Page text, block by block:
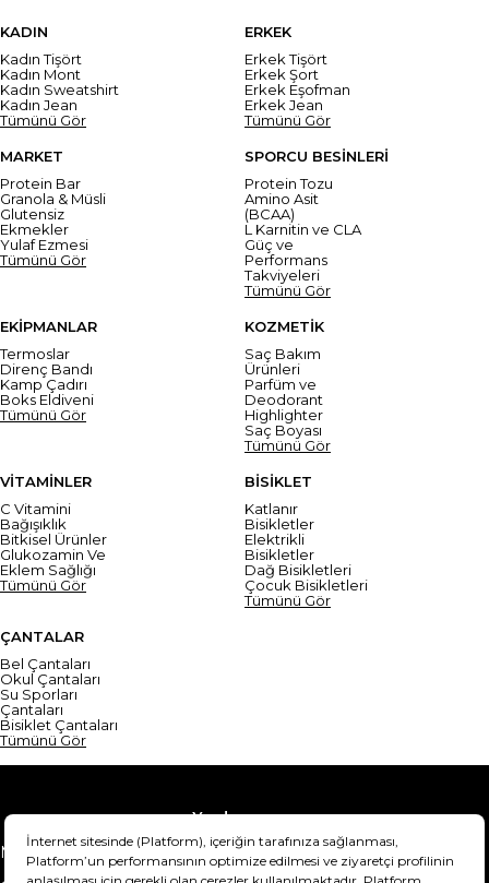
KADIN
Kadın Tişört
Kadın Mont
Kadın Sweatshirt
Kadın Jean
Tümünü Gör
ERKEK
Erkek Tişört
Erkek Şort
Erkek Eşofman
Erkek Jean
Tümünü Gör
MARKET
Protein Bar
Granola & Müsli
Glutensiz
Ekmekler
Yulaf Ezmesi
Tümünü Gör
SPORCU BESİNLERİ
Protein Tozu
Amino Asit
(BCAA)
L Karnitin ve CLA
Güç ve
Performans
Takviyeleri
Tümünü Gör
EKİPMANLAR
Termoslar
Direnç Bandı
Kamp Çadırı
Boks Eldiveni
Tümünü Gör
KOZMETİK
Saç Bakım
Ürünleri
Parfüm ve
Deodorant
Highlighter
Saç Boyası
Tümünü Gör
VİTAMİNLER
C Vitamini
Bağışıklık
Bitkisel Ürünler
Glukozamin Ve
Eklem Sağlığı
Tümünü Gör
BİSİKLET
Katlanır
Bisikletler
Elektrikli
Bisikletler
Dağ Bisikletleri
Çocuk Bisikletleri
Tümünü Gör
ÇANTALAR
Bel Çantaları
Okul Çantaları
Su Sporları
Çantaları
Bisiklet Çantaları
Tümünü Gör
Yardım
Mesafeli Satış Sözleşmesi
Teslimat Bilgisi